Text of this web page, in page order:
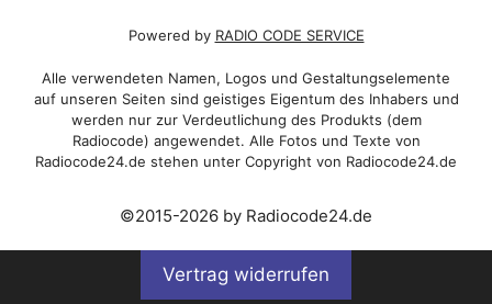
Powered by RADIO CODE SERVICE
Alle verwendeten Namen, Logos und Gestaltungselemente
auf unseren Seiten sind geistiges Eigentum des Inhabers und
werden nur zur Verdeutlichung des Produkts (dem
Radiocode) angewendet. Alle Fotos und Texte von
Radiocode24.de stehen unter Copyright von Radiocode24.de
©2015-2026 by Radiocode24.de
Vertrag widerrufen